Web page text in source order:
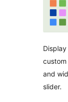
and
slider.